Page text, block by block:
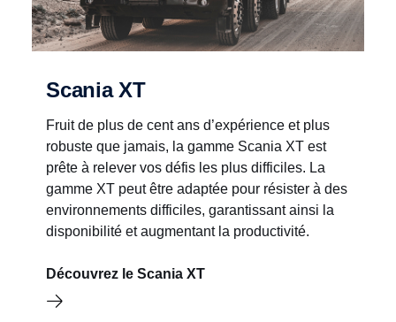
Scania XT
Fruit de plus de cent ans d’expérience et plus
robuste que jamais, la gamme Scania XT est
prête à relever vos défis les plus difficiles. La
gamme XT peut être adaptée pour résister à des
environnements difficiles, garantissant ainsi la
disponibilité et augmentant la productivité.
Découvrez le Scania XT